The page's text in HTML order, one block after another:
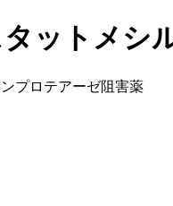
ットメシ
プロテアーゼ阻害薬